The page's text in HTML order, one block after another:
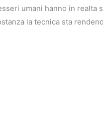
umani hanno in
la tecnica sta